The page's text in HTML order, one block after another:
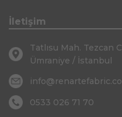
İletişim
Tatlısu Mah. Tezcan
Ümraniye / İstanbul
0533 026 71 70